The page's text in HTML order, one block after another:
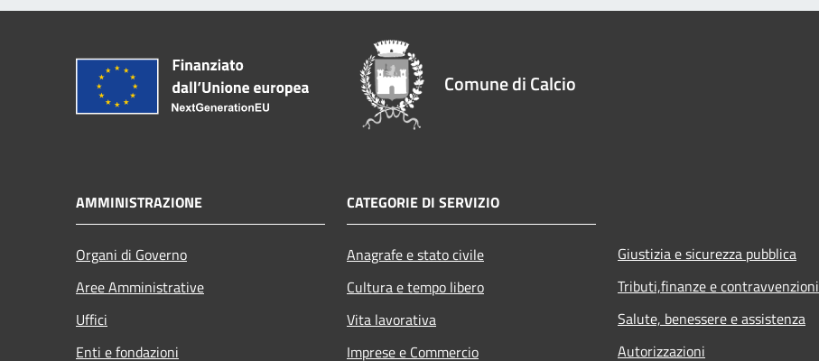
Comune di Calcio
AMMINISTRAZIONE
Organi di Governo
Aree Amministrative
Uffici
Enti e fondazioni
CATEGORIE DI SERVIZIO
Anagrafe e stato civile
Cultura e tempo libero
Vita lavorativa
Imprese e Commercio
Giustizia e sicurezza pubblica
Tributi,finanze e contravvenzioni
Salute, benessere e assistenza
Autorizzazioni